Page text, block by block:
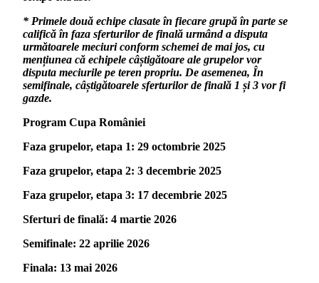
* Primele două echipe clasate în fiecare grupă în parte se
califică în faza sferturilor de finală urmând a disputa
următoarele meciuri conform schemei de mai jos, cu
mențiunea că echipele câștigătoare ale grupelor vor
disputa meciurile pe teren propriu. De asemenea, În
semifinale, câștigătoarele sferturilor de finală 1 și 3 vor fi
gazde.
Program Cupa României
Faza grupelor, etapa 1: 29 octombrie 2025
Faza grupelor, etapa 2: 3 decembrie 2025
Faza grupelor, etapa 3: 17 decembrie 2025
Sferturi de finală: 4 martie 2026
Semifinale: 22 aprilie 2026
Finala: 13 mai 2026